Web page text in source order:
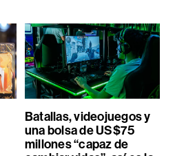
Batallas, videojuegos y
una bolsa de US$75
millones “capaz de